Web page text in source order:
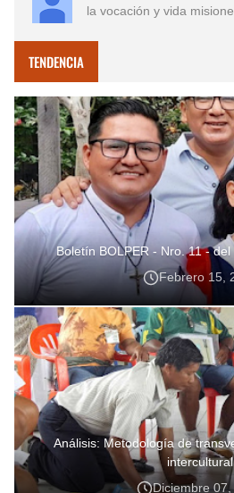
la vocación y vida
TENDENCIA
Boletín BOLPER - Nro. 11 -
Febrero 15,
Análisis: Metodología de
intercultural
Diciembre